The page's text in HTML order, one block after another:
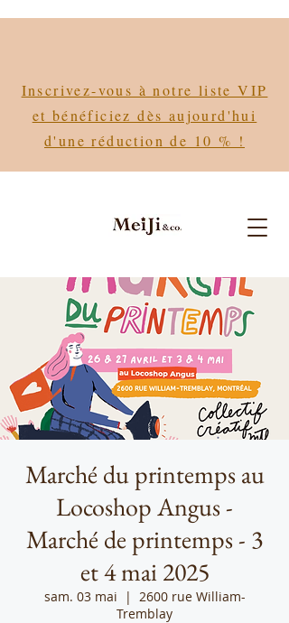
Inscrivez-vous à notre liste VIP
et bénéficiez dès aujourd'hui
d'une réduction de 10 % !
Marché du printemps au
Locoshop Angus -
Marché de printemps - 3
et 4 mai 2025
sam. 03 mai
  |
2600 rue William-
Tremblay